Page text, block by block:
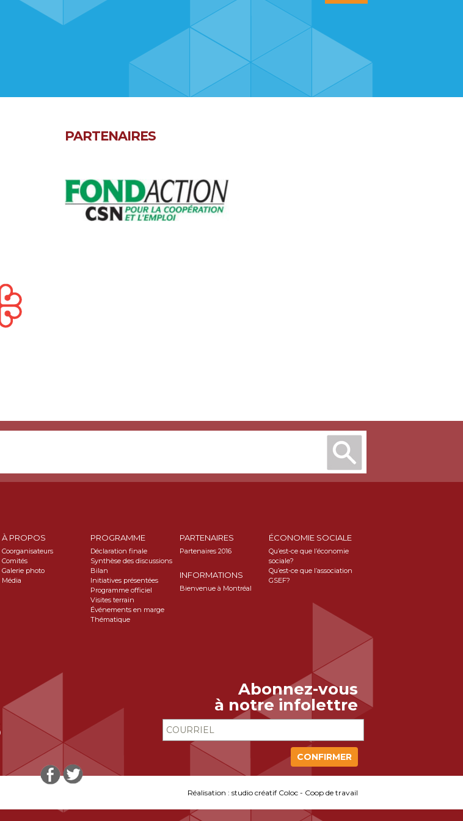
PARTENAIRES
À PROPOS
Coorganisateurs
Comités
Galerie photo
Média
PROGRAMME
Déclaration finale
Synthèse des discussions
Bilan
Initiatives présentées
Programme officiel
Visites terrain
Événements en marge
Thématique
PARTENAIRES
Partenaires 2016
INFORMATIONS
Bienvenue à Montréal
ÉCONOMIE SOCIALE
Qu’est-ce que l’économie
sociale?
Qu’est-ce que l’association
GSEF?
Abonnez-vous
à notre infolettre
Réalisation : studio créatif Coloc - Coop de travail